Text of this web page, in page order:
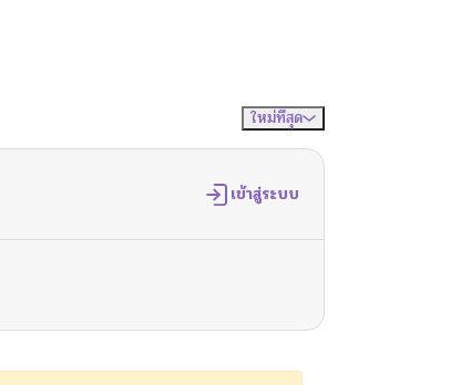
ใหม่ที่สุด
เข้าสู่ระบบ